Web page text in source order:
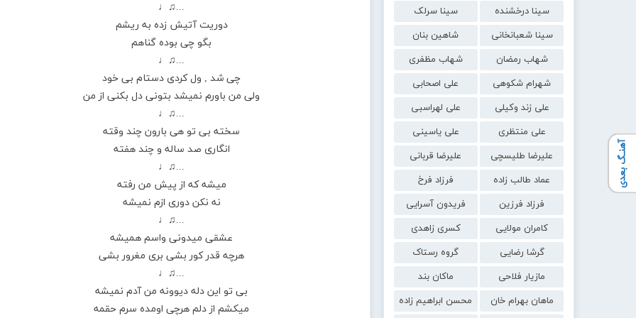
سینا درخشنده
سینا سرلک
سینا شعبانخانی
شاهین بنان
شهاب رمضان
شهاب مظفری
شهرام شکوهی
علی اصحابی
علی زند وکیلی
علی لهراسبی
علی منتظری
علی یاسینی
علیرضا طلیسچی
علیرضا قربانی
عماد طالب زاده
فرزاد فرخ
فرزاد فرزین
فریدون آسرایی
کامران مولایی
کسری زاهدی
گرشا رضایی
گروه رستاک
مازیار فلاحی
ماکان بند
ماهان بهرام خان
محسن ابراهیم زاده
...♫♩
دوریت آتیش زده به ریشم
بگو چی بوده گناهم
...♫♩
چی شد , ول کردی دستام بی خود
ولی من باورم نمیشد بتونی دل بکنی از من
...♫♩
سخته بی تو هی بارون چند وقته
انگاری صد ساله و چند هفته
...♫♩
میشه که از پیش من رفته
نه نکن دوری ازم نمیشه
...♫♩
عشقی میدونی واسم همیشه
هرچه قدر کور بشی بری مغرور بشی
...♫♩
بی تو این دله دیوونه من آدم نمیشه
میکشم از دلم هرچی اومده سرم حقمه
آهنـگ بعدی